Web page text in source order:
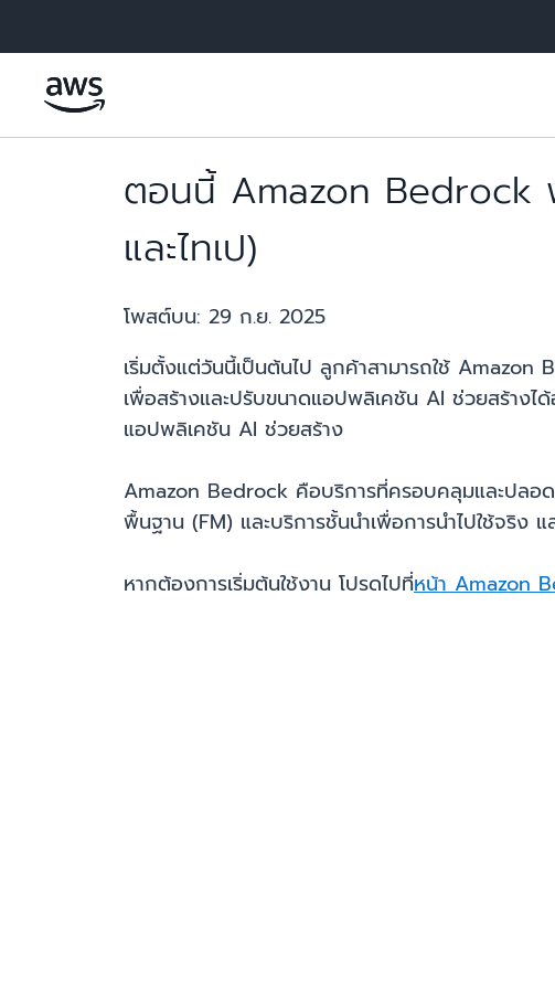
ตอนนี้ Amazon Bedrock พ
และไทเป)
โพสต์บน: 29 ก.ย. 2025
เริ่มตั้งแต่วันนี้เป็นต้นไป ลูกค้าสามารถใช้ Amazon
เพื่อสร้างและปรับขนาดแอปพลิเคชัน AI ช่วยสร้างไ
แอปพลิเคชัน AI ช่วยสร้าง
Amazon Bedrock คือบริการที่ครอบคลุมและปลอ
พื้นฐาน (FM) และบริการชั้นนำเพื่อการนำไปใช้จริง
หากต้องการเริ่มต้นใช้งาน โปรดไปที่หน้า Amazon